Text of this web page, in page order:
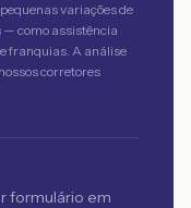
variações de
como assistência
franquias. A análise
corretores
formulário em